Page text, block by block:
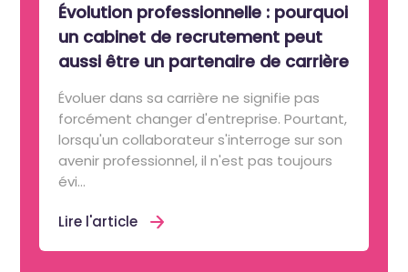
Évolution professionnelle : pourquoi
un cabinet de recrutement peut
aussi être un partenaire de carrière
Évoluer dans sa carrière ne signifie pas
forcément changer d'entreprise. Pourtant,
lorsqu'un collaborateur s'interroge sur son
avenir professionnel, il n'est pas toujours
évi...
Lire l'article